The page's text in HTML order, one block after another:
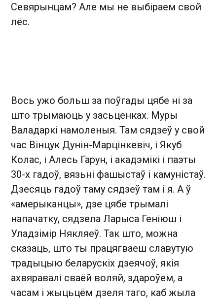
Севярынцам? Але мы не выбіраем свой
лёс.
Вось ужо больш за поўгады цябе ні за
што трымаюць у засьценках. Муры
Валадаркі намоленыя. Там сядзеў у свой
час Вінцук Дунін-Марцінкевіч, і Якуб
Колас, і Алесь Гарун, і акадэмікі і паэты
30-х гадоў, вязьні фашыстаў і камуністаў.
Дзесяць гадоў таму сядзеў там і я. А ў
«амерыканцы», дзе цябе трымалі
напачатку, сядзела Ларыса Геніюш і
Уладзімір Някляеў. Так што, можна
сказаць, што ты працягваеш славутую
традыцыю беларускіх дзеячоў, якія
ахвяравалі сваёй воляй, здароўем, а
часам і жыцьцём дзеля таго, каб жыла